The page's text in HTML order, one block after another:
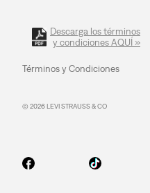
Descarga los términos
y condiciones AQUÍ »
Términos y Condiciones
© 2026 LEVI STRAUSS & CO